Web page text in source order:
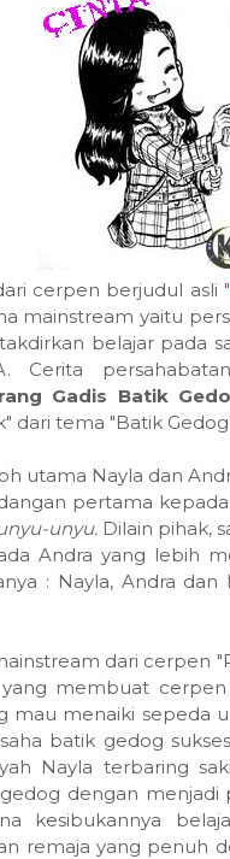
cerpen berjudul asli "
mainstream yaitu
belajar pada
Cerita
Gadis Batik
dari tema "Batik
utama Nayla dan
pertama
unyu. Dilain pihak,
Andra yang lebih
: Nayla, Andra
dari cerpen
membuat
mau menaiki sepeda
batik gedog
Nayla terbaring
dengan
kesibukannya
remaja yang penuh